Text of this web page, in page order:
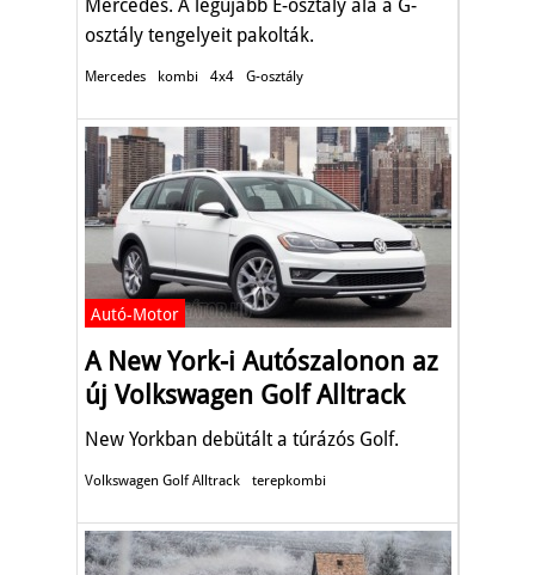
Mercedes. A legújabb E-osztály alá a G-
osztály tengelyeit pakolták.
Mercedes kombi 4x4 G-osztály
Autó-Motor
A New York-i Autószalonon az
új Volkswagen Golf Alltrack
New Yorkban debütált a túrázós Golf.
Volkswagen Golf Alltrack terepkombi